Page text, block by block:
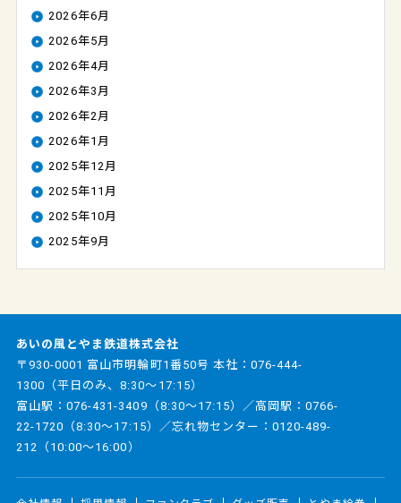
2026年6月
2026年5月
2026年4月
2026年3月
2026年2月
2026年1月
2025年12月
2025年11月
2025年10月
2025年9月
あいの風とやま鉄道株式会社
〒930-0001 富山市明輪町1番50号 本社： 076-444-
1300 （平日のみ、8:30～17:15）
富山駅：076-431-3409 （8:30～17:15）／高岡駅：0766-
22-1720 （8:30～17:15）／忘れ物センター：0120-489-
212 （10:00～16:00）